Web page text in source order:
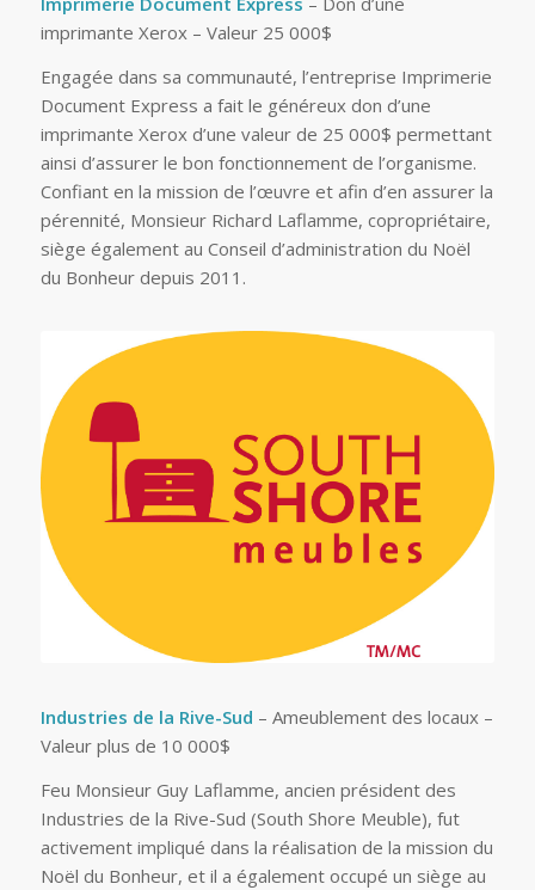
imprimante Xerox – Valeur 25 000$
Engagée dans sa communauté, l’entreprise Imprimerie
Document Express a fait le généreux don d’une
imprimante Xerox d’une valeur de 25 000$ permettant
ainsi d’assurer le bon fonctionnement de l’organisme.
Confiant en la mission de l’œuvre et afin d’en assurer la
pérennité, Monsieur Richard Laflamme, copropriétaire,
siège également au Conseil d’administration du Noël
du Bonheur depuis 2011.
Industries de la Rive-Sud – Ameublement des locaux –
Valeur plus de 10 000$
Feu Monsieur Guy Laflamme, ancien président des
Industries de la Rive-Sud (South Shore Meuble), fut
activement impliqué dans la réalisation de la mission du
Noël du Bonheur, et il a également occupé un siège au